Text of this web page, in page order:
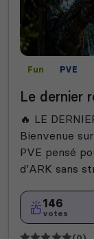
Fun PVE
Le dernier
🔥 LE
Bienvenue
PVE pensé
d’ARK sans
146
votes